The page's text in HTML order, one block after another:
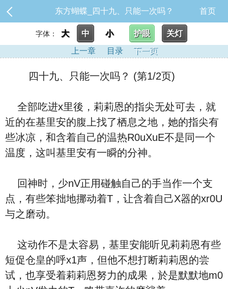
东方蝴蝶_四十九、只能一次吗？ 首页
字体： 大 中 小 护眼
关灯
上一章
目录 下一页
四十九、只能一次吗？ (第1/2页)
全部吃进x里後，莉莉恩的指尖无处可去，就
近的在基里安的腹上找了栖息之地，她的指尖有
些冰凉，和含着自己的温热R0uXuE不是同一个
温度，这叫基里安有一瞬的分神。
回神时，少nV正用碰触自己的手当作一个支
点，有些笨拙地挪动着T，让含着自己X器的xr0U
与之磨动。
这动作不是太容易，基里安能听见莉莉恩有些
短促仓皇的呼x1声，但他不想打断莉莉恩的尝
试，也享受着莉莉恩努力的成果，於是默默地m0